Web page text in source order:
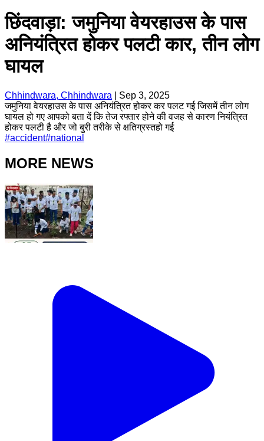
छिंदवाड़ा: जमुनिया वेयरहाउस के पास
अनियंत्रित होकर पलटी कार, तीन लोग
घायल
Chhindwara, Chhindwara
Sep 3, 2025
जमुनिया वेयरहाउस के पास अनियंत्रित होकर कर पलट गई जिसमें तीन लोग
घायल हो गए आपको बता दें कि तेज रफ्तार होने की वजह से कारण नियंत्रित
होकर पलटी है और जो बुरी तरीके से क्षतिग्रस्तहो गई
#accident#national
MORE NEWS